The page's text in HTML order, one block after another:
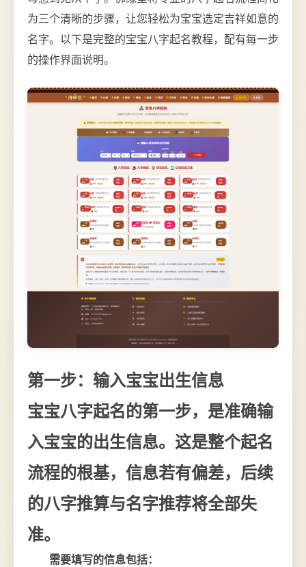
为三个清晰的步骤，让您轻松为宝宝选定吉祥如意的
名字。以下是完整的宝宝八字起名教程，配有每一步
的操作界面说明。
第一步：输入宝宝出生信息
宝宝八字起名的第一步，是准确输
入宝宝的出生信息。这是整个起名
流程的根基，信息若有偏差，后续
的八字推算与名字推荐将全部失
准。
需要填写的信息包括：